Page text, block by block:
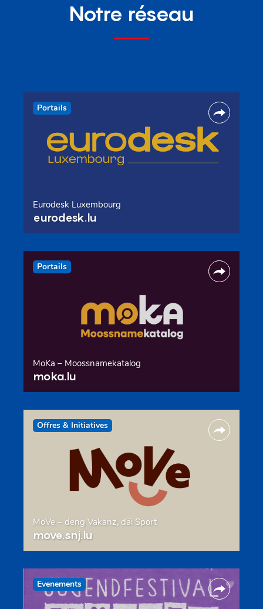
Notre réseau
Portails
Eurodesk Luxembourg
eurodesk.lu
Portails
MoKa – Moossnamekatalog
moka.lu
Offres & Initiatives
MoVe – deng Vakanz, däi Sport
move.snj.lu
Evenements